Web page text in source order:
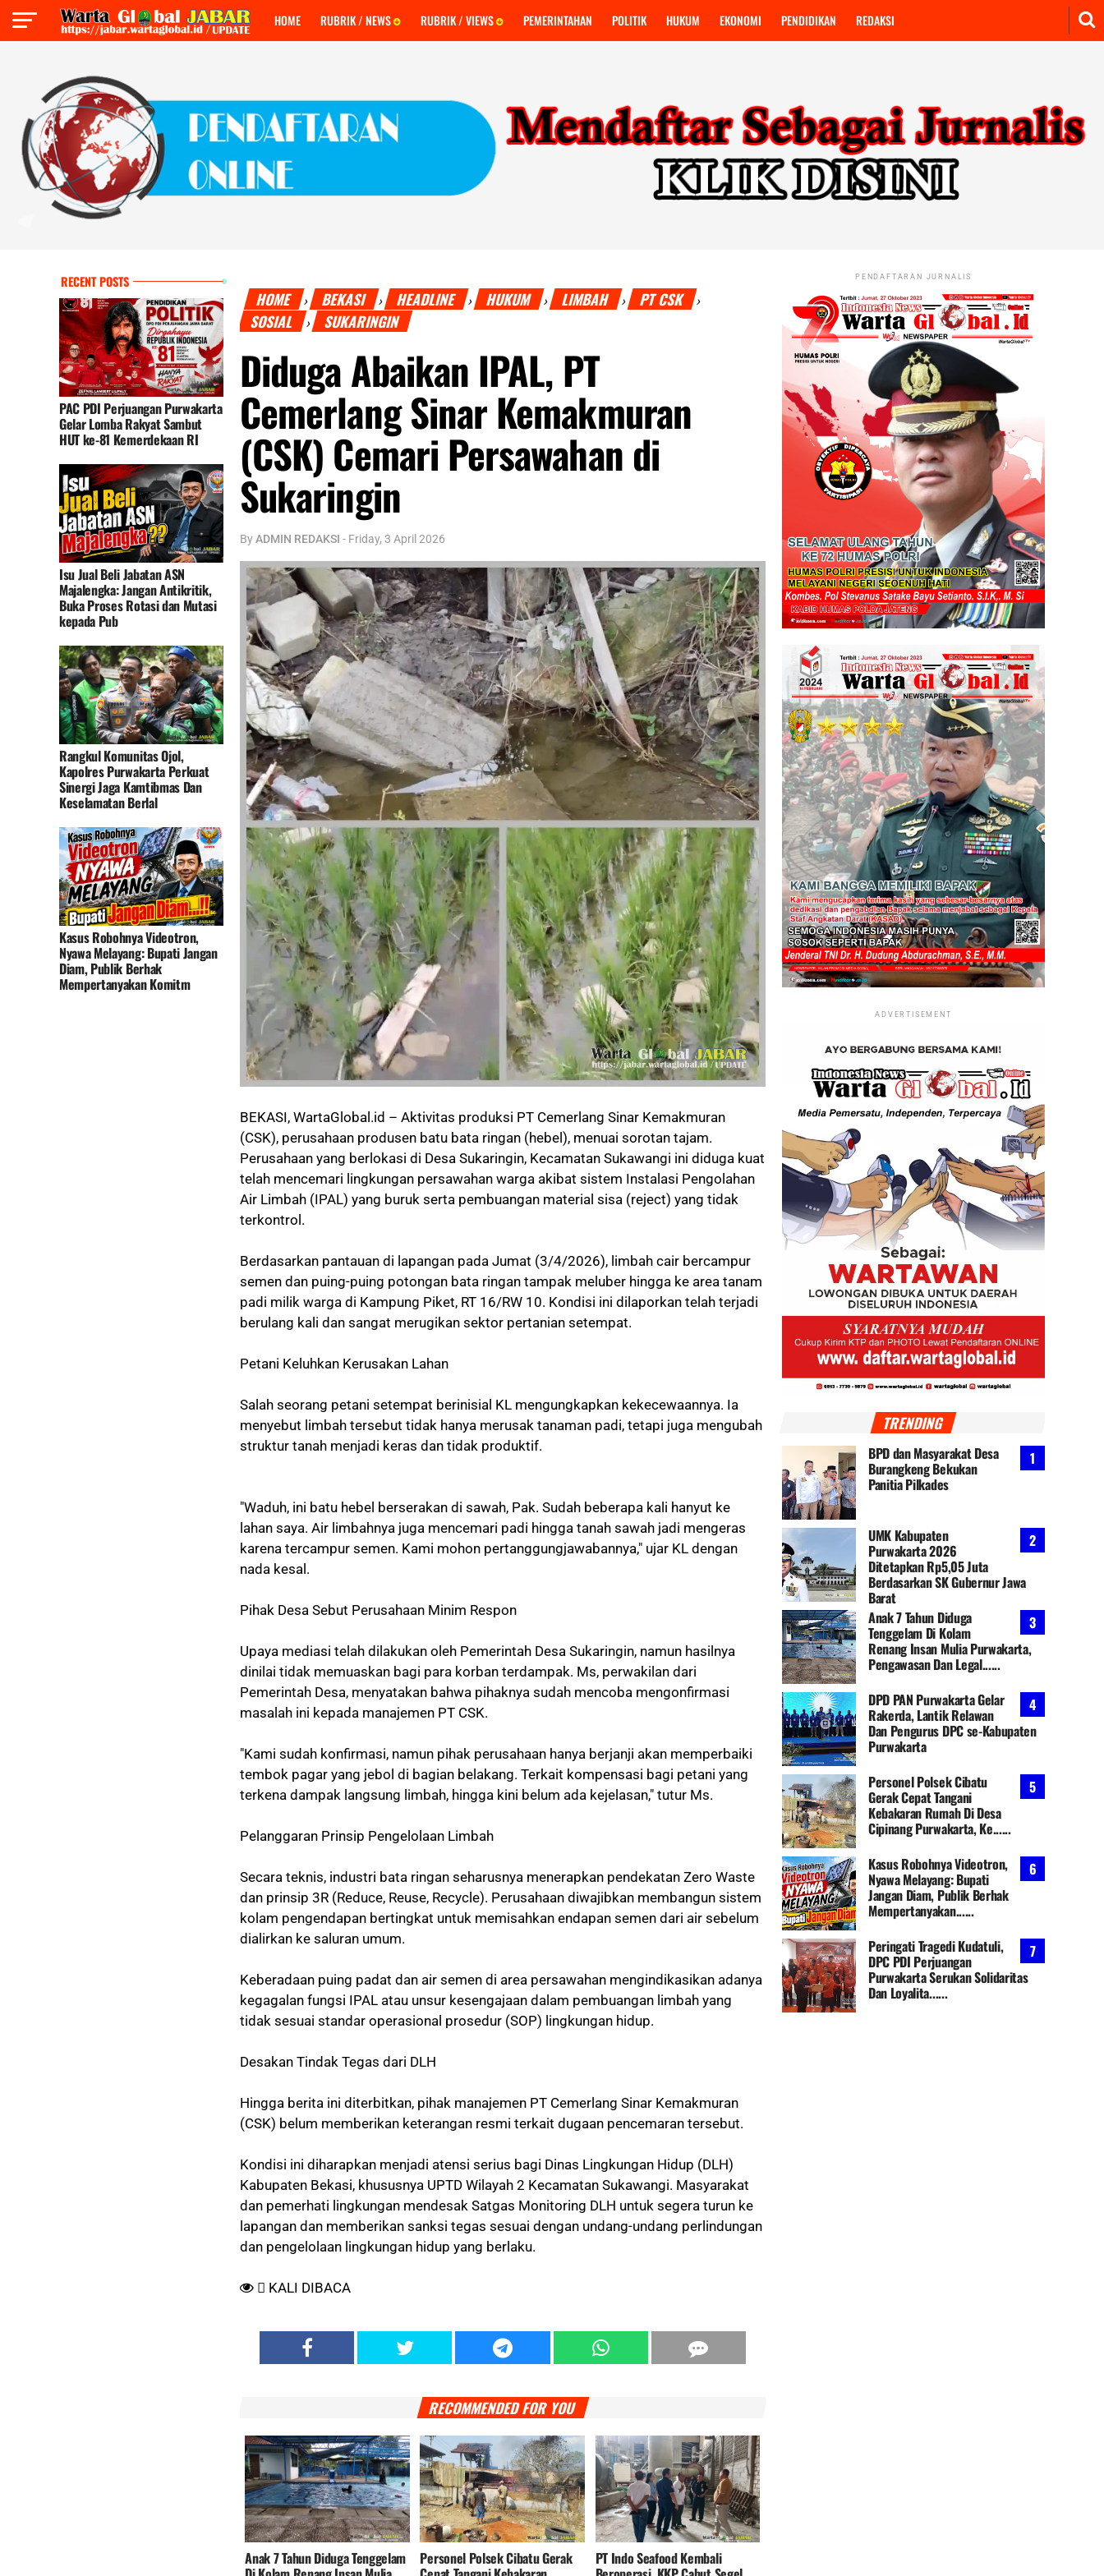
HOME RUBRIK / NEWS RUBRIK / VIEWS PEMERINTAHAN POLITIK HUKUM EKONOMI PENDIDIKAN REDAKSI
RECENT POSTS
PAC PDI Perjuangan Purwakarta
Gelar Lomba Rakyat Sambut
HUT ke-81 Kemerdekaan RI
Isu Jual Beli Jabatan ASN
Majalengka: Jangan Antikritik,
Buka Proses Rotasi dan Mutasi
kepada Pub
Rangkul Komunitas Ojol,
Kapolres Purwakarta Perkuat
Sinergi Jaga Kamtibmas Dan
Keselamatan Berlal
Kasus Robohnya Videotron,
Nyawa Melayang: Bupati Jangan
Diam, Publik Berhak
Mempertanyakan Komitm
HOME › BEKASI › HEADLINE › HUKUM › LIMBAH › PT CSK ›
SOSIAL › SUKARINGIN
Diduga Abaikan IPAL, PT
Cemerlang Sinar Kemakmuran
(CSK) Cemari Persawahan di
Sukaringin
ByADMIN REDAKSI - Friday, 3 April 2026
BEKASI, WartaGlobal.id – Aktivitas produksi PT Cemerlang Sinar Kemakmuran
(CSK), perusahaan produsen batu bata ringan (hebel), menuai sorotan tajam.
Perusahaan yang berlokasi di Desa Sukaringin, Kecamatan Sukawangi ini diduga kuat
telah mencemari lingkungan persawahan warga akibat sistem Instalasi Pengolahan
Air Limbah (IPAL) yang buruk serta pembuangan material sisa (reject) yang tidak
terkontrol.
Berdasarkan pantauan di lapangan pada Jumat (3/4/2026), limbah cair bercampur
semen dan puing-puing potongan bata ringan tampak meluber hingga ke area tanam
padi milik warga di Kampung Piket, RT 16/RW 10. Kondisi ini dilaporkan telah terjadi
berulang kali dan sangat merugikan sektor pertanian setempat.
Petani Keluhkan Kerusakan Lahan
Salah seorang petani setempat berinisial KL mengungkapkan kekecewaannya. Ia
menyebut limbah tersebut tidak hanya merusak tanaman padi, tetapi juga mengubah
struktur tanah menjadi keras dan tidak produktif.
"Waduh, ini batu hebel berserakan di sawah, Pak. Sudah beberapa kali hanyut ke
lahan saya. Air limbahnya juga mencemari padi hingga tanah sawah jadi mengeras
karena tercampur semen. Kami mohon pertanggungjawabannya," ujar KL dengan
nada kesal.
Pihak Desa Sebut Perusahaan Minim Respon
Upaya mediasi telah dilakukan oleh Pemerintah Desa Sukaringin, namun hasilnya
dinilai tidak memuaskan bagi para korban terdampak. Ms, perwakilan dari
Pemerintah Desa, menyatakan bahwa pihaknya sudah mencoba mengonfirmasi
masalah ini kepada manajemen PT CSK.
"Kami sudah konfirmasi, namun pihak perusahaan hanya berjanji akan memperbaiki
tembok pagar yang jebol di bagian belakang. Terkait kompensasi bagi petani yang
terkena dampak langsung limbah, hingga kini belum ada kejelasan," tutur Ms.
Pelanggaran Prinsip Pengelolaan Limbah
Secara teknis, industri bata ringan seharusnya menerapkan pendekatan Zero Waste
dan prinsip 3R (Reduce, Reuse, Recycle). Perusahaan diwajibkan membangun sistem
kolam pengendapan bertingkat untuk memisahkan endapan semen dari air sebelum
dialirkan ke saluran umum.
Keberadaan puing padat dan air semen di area persawahan mengindikasikan adanya
kegagalan fungsi IPAL atau unsur kesengajaan dalam pembuangan limbah yang
tidak sesuai standar operasional prosedur (SOP) lingkungan hidup.
Desakan Tindak Tegas dari DLH
Hingga berita ini diterbitkan, pihak manajemen PT Cemerlang Sinar Kemakmuran
(CSK) belum memberikan keterangan resmi terkait dugaan pencemaran tersebut.
Kondisi ini diharapkan menjadi atensi serius bagi Dinas Lingkungan Hidup (DLH)
Kabupaten Bekasi, khususnya UPTD Wilayah 2 Kecamatan Sukawangi. Masyarakat
dan pemerhati lingkungan mendesak Satgas Monitoring DLH untuk segera turun ke
lapangan dan memberikan sanksi tegas sesuai dengan undang-undang perlindungan
dan pengelolaan lingkungan hidup yang berlaku.
KALI DIBACA
RECOMMENDED FOR YOU
Anak 7 Tahun Diduga Tenggelam Personel Polsek Cibatu Gerak PT Indo Seafood Kembali
PENDAFTARAN JURNALIS
ADVERTISEMENT
TRENDING
BPD dan Masyarakat Desa
Burangkeng Bekukan
Panitia Pilkades
UMK Kabupaten
Purwakarta 2026
Ditetapkan Rp5,05 Juta
Berdasarkan SK Gubernur Jawa
Barat
Anak 7 Tahun Diduga
Tenggelam Di Kolam
Renang Insan Mulia Purwakarta,
Pengawasan Dan Legal......
DPD PAN Purwakarta Gelar
Rakerda, Lantik Relawan
Dan Pengurus DPC se-Kabupaten
Purwakarta
Personel Polsek Cibatu
Gerak Cepat Tangani
Kebakaran Rumah Di Desa
Cipinang Purwakarta, Ke......
Kasus Robohnya Videotron,
Nyawa Melayang: Bupati
Jangan Diam, Publik Berhak
Mempertanyakan......
Peringati Tragedi Kudatuli,
DPC PDI Perjuangan
Purwakarta Serukan Solidaritas
Dan Loyalita......